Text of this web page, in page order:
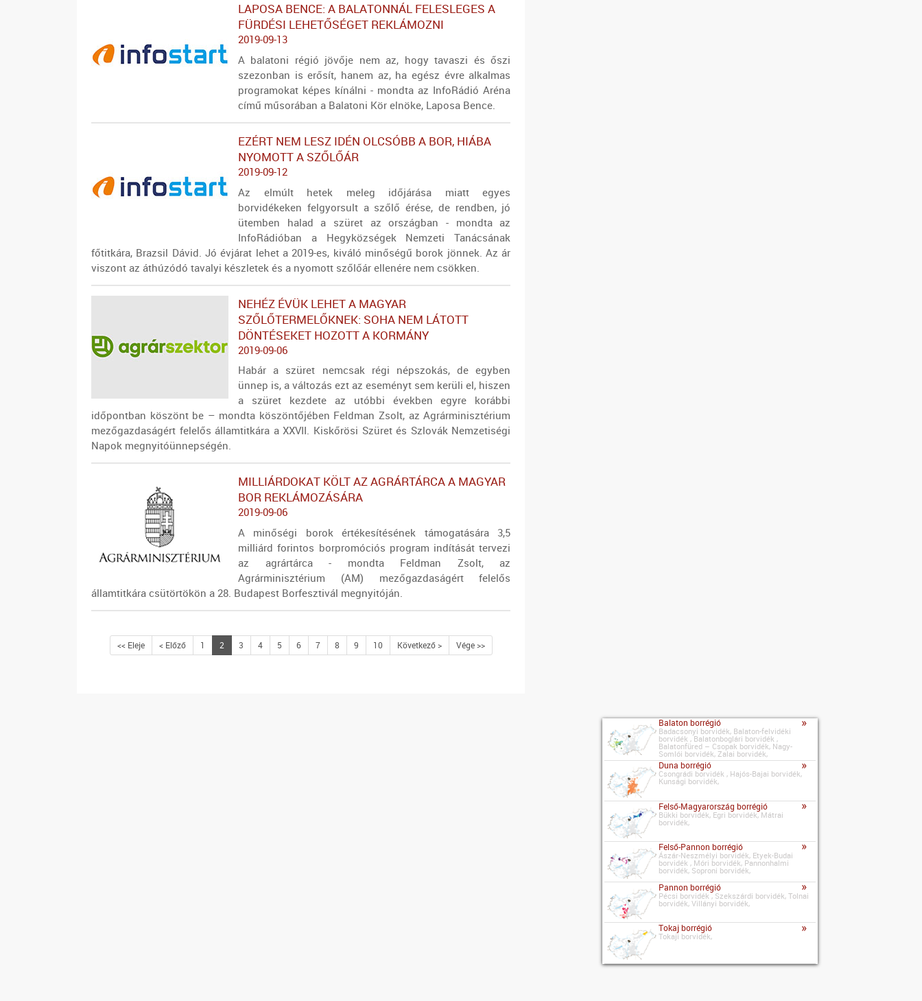
LAPOSA BENCE: A BALATONNÁL FELESLEGES A
FÜRDÉSI LEHETŐSÉGET REKLÁMOZNI
2019-09-13
A balatoni régió jövője nem az, hogy tavaszi és őszi
szezonban is erősít, hanem az, ha egész évre alkalmas
programokat képes kínálni - mondta az InfoRádió Aréna
című műsorában a Balatoni Kör elnöke, Laposa Bence.
EZÉRT NEM LESZ IDÉN OLCSÓBB A BOR, HIÁBA
NYOMOTT A SZŐLŐÁR
2019-09-12
Az elmúlt hetek meleg időjárása miatt egyes
borvidékeken felgyorsult a szőlő érése, de rendben, jó
ütemben halad a szüret az országban - mondta az
InfoRádióban a Hegyközségek Nemzeti Tanácsának
főtitkára, Brazsil Dávid. Jó évjárat lehet a 2019-es, kiváló minőségű borok jönnek. Az ár
viszont az áthúzódó tavalyi készletek és a nyomott szőlőár ellenére nem csökken.
NEHÉZ ÉVÜK LEHET A MAGYAR
SZŐLŐTERMELŐKNEK: SOHA NEM LÁTOTT
DÖNTÉSEKET HOZOTT A KORMÁNY
2019-09-06
Habár a szüret nemcsak régi népszokás, de egyben
ünnep is, a változás ezt az eseményt sem kerüli el, hiszen
a szüret kezdete az utóbbi években egyre korábbi
időpontban köszönt be – mondta köszöntőjében Feldman Zsolt, az Agrárminisztérium
mezőgazdaságért felelős államtitkára a XXVII. Kiskőrösi Szüret és Szlovák Nemzetiségi
Napok megnyitóünnepségén.
MILLIÁRDOKAT KÖLT AZ AGRÁRTÁRCA A MAGYAR
BOR REKLÁMOZÁSÁRA
2019-09-06
A minőségi borok értékesítésének támogatására 3,5
milliárd forintos borpromóciós program indítását tervezi
az agrártárca - mondta Feldman Zsolt, az
Agrárminisztérium (AM) mezőgazdaságért felelős
államtitkára csütörtökön a 28. Budapest Borfesztivál megnyitóján.
<< Eleje < Előző 1 2 3 4 5 6 7 8 9 10 Következő > Vége >>
Balaton borrégió »
Badacsonyi borvidék, Balaton-felvidéki
borvidék , Balatonboglári borvidék ,
Balatonfüred – Csopak borvidék, Nagy-
Somlói borvidék, Zalai borvidék,
Duna borrégió »
Csongrádi borvidék , Hajós-Bajai borvidék,
Kunsági borvidék,
Felső-Magyarország borrégió »
Bükki borvidék, Egri borvidék, Mátrai
borvidék,
Felső-Pannon borrégió »
Ászár-Neszmélyi borvidék, Etyek-Budai
borvidék , Móri borvidék, Pannonhalmi
borvidék, Soproni borvidék,
Pannon borrégió »
Pécsi borvidék , Szekszárdi borvidék, Tolnai
borvidék, Villányi borvidék,
Tokaj borrégió »
Tokaji borvidék,